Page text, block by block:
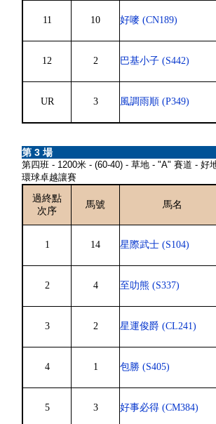
11 10 好嘜 (CN189)
12 2 巴基小子 (S442)
UR 3 風調雨順 (P349)
第 3 場
第四班 - 1200米 - (60-40) - 草地 - "A" 賽道 - 好
環球卓越讓賽
過終點
次序
馬號
馬名
1 14 星際武士 (S104)
2 4 至叻熊 (S337)
3 2 星運俊爵 (CL241)
4 1 包勝 (S405)
5 3 好事必得 (CM384)